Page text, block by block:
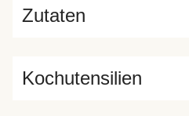
Zutaten
Kochutensilien